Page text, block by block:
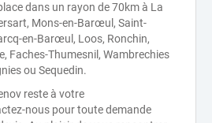
dans un rayon de 70km à La
Mons-en-Barœul, Saint-
en-Barœul, Loos, Ronchin,
Faches-Thumesnil, Wambrechies
ou Sequedin.
reste à votre
nous pour toute demande